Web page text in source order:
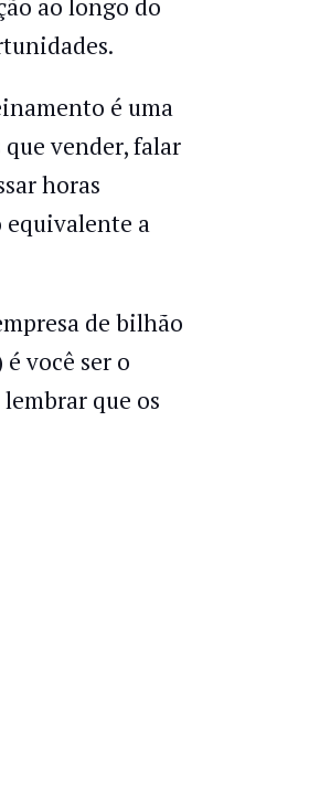
ao longo do
é uma
vender, falar
horas
a
de bilhão
você ser o
que os